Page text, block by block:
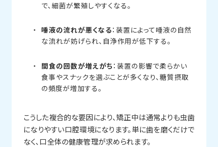
で、細菌が繁殖しやすくなる。
唾液の流れが悪くなる：装置によって唾液の自然
な流れが妨げられ、自浄作用が低下する。
間食の回数が増えがち ：装置の影響で柔らかい
食事やスナックを選ぶことが多くなり、糖質摂取
の頻度が増加する。
こうした複合的な要因により、矯正中は通常よりも虫歯
になりやすい口腔環境になります。単に歯を磨くだけで
なく、口全体の健康管理が求められます。